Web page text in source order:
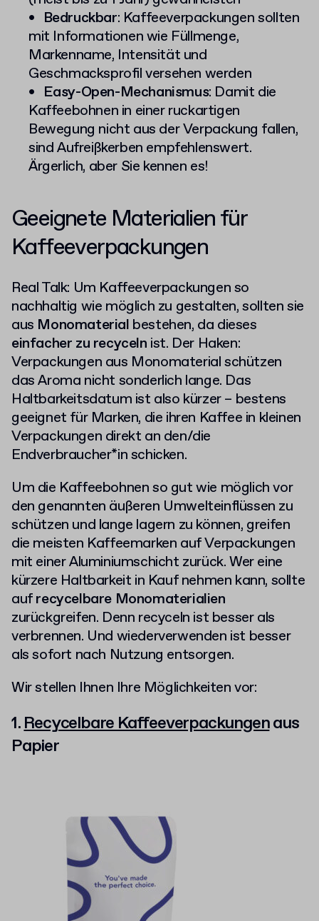
Bedruckbar: Kaffeeverpackungen sollten
mit Informationen wie Füllmenge,
Markenname, Intensität und
Geschmacksprofil versehen werden
Easy-Open-Mechanismus: Damit die
Kaffeebohnen in einer ruckartigen
Bewegung nicht aus der Verpackung fallen,
sind Aufreißkerben empfehlenswert.
Ärgerlich, aber Sie kennen es!
Geeignete Materialien für
Kaffeeverpackungen
Real Talk: Um Kaffeeverpackungen so
nachhaltig wie möglich zu gestalten, sollten sie
aus Monomaterial bestehen, da dieses
einfacher zu recyceln ist. Der Haken:
Verpackungen aus Monomaterial schützen
das Aroma nicht sonderlich lange. Das
Haltbarkeitsdatum ist also kürzer – bestens
geeignet für Marken, die ihren Kaffee in kleinen
Verpackungen direkt an den/die
Endverbraucher*in schicken.
Um die Kaffeebohnen so gut wie möglich vor
den genannten äußeren Umwelteinflüssen zu
schützen und lange lagern zu können, greifen
die meisten Kaffeemarken auf Verpackungen
mit einer Aluminiumschicht zurück. Wer eine
kürzere Haltbarkeit in Kauf nehmen kann, sollte
aufrecycelbare Monomaterialien
zurückgreifen. Denn recyceln ist besser als
verbrennen. Und wiederverwenden ist besser
als sofort nach Nutzung entsorgen.
Wir stellen Ihnen Ihre Möglichkeiten vor:
1.Recycelbare Kaffeeverpackungenaus
Papier